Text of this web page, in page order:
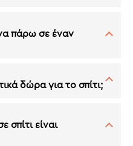
πάρω σε έναν
δώρα για το σπίτι;
σπίτι είναι